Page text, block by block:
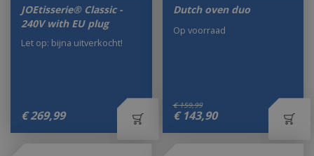
JOEtisserie® Classic -
240V with EU plug
€269,99
Let op: bijna uitverkocht!
Dutch oven duo
€ 159,99
€ 143,90
Op voorraad